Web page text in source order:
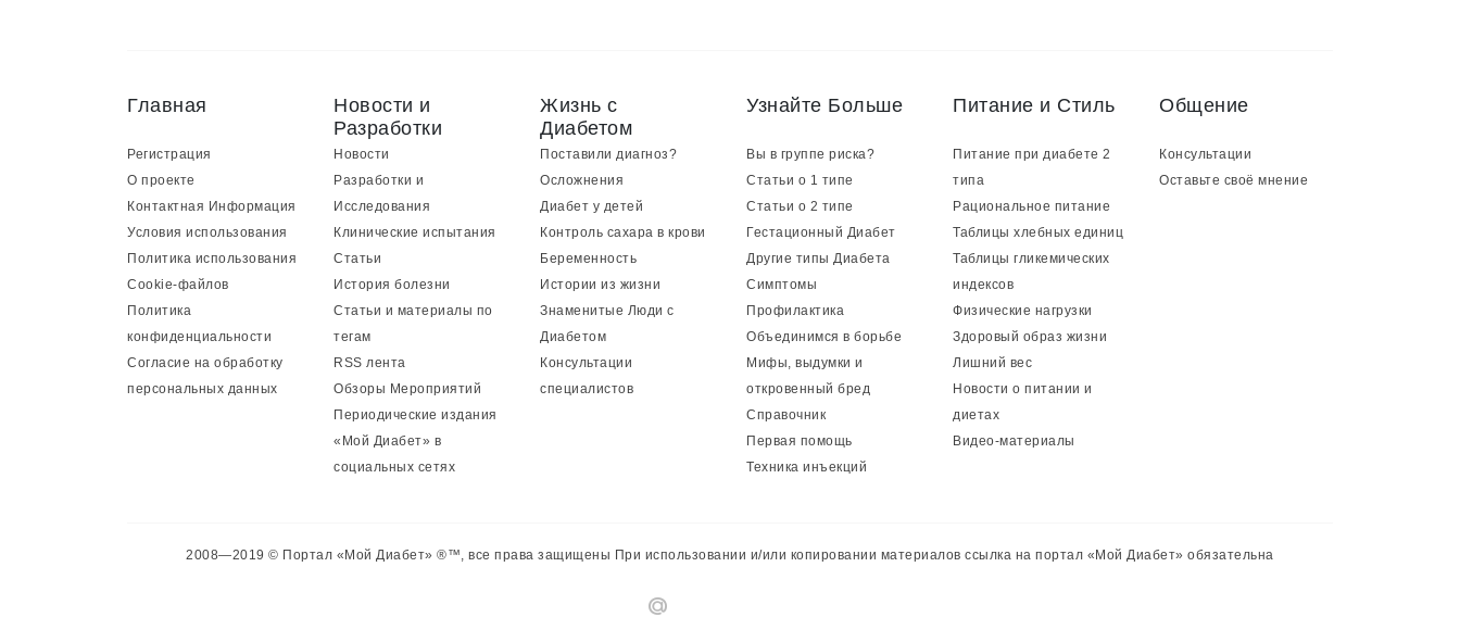
Главная
Регистрация
О проекте
Контактная Информация
Условия использования
Политика использования
Cookie-файлов
Политика
конфиденциальности
Согласие на обработку
персональных данных
Новости и
Разработки
Новости
Разработки и
Исследования
Клинические испытания
Статьи
История болезни
Статьи и материалы по
тегам
RSS лента
Обзоры Мероприятий
Периодические издания
«Мой Диабет» в
социальных сетях
Жизнь с
Диабетом
Поставили диагноз?
Осложнения
Диабет у детей
Контроль сахара в крови
Беременность
Истории из жизни
Знаменитые Люди с
Диабетом
Консультации
специалистов
Узнайте Больше
Вы в группе риска?
Статьи о 1 типе
Статьи о 2 типе
Гестационный Диабет
Другие типы Диабета
Симптомы
Профилактика
Объединимся в борьбе
Мифы, выдумки и
откровенный бред
Справочник
Первая помощь
Техника инъекций
Питание и Стиль
Питание при диабете 2
типа
Рациональное питание
Таблицы хлебных единиц
Таблицы гликемических
индексов
Физические нагрузки
Здоровый образ жизни
Лишний вес
Новости о питании и
диетах
Видео-материалы
Общение
Консультации
Оставьте своё мнение
2008—2019 © Портал «Мой Диабет» ®™, все права защищены При использовании и/или копировании материалов ссылка на портал «Мой Диабет» обязательна